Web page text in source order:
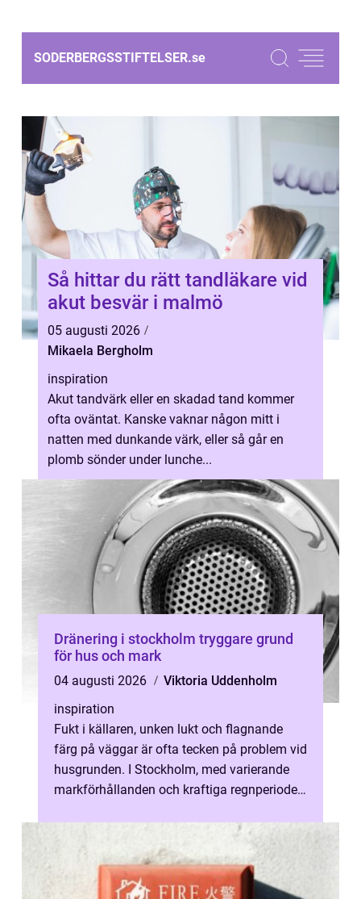
SODERBERGSSTIFTELSER.se
Så hittar du rätt tandläkare vid
akut besvär i malmö
05 augusti 2026
Mikaela Bergholm
inspiration
Akut tandvärk eller en skadad tand kommer
ofta oväntat. Kanske vaknar någon mitt i
natten med dunkande värk, eller så går en
plomb sönder under lunche...
Dränering i stockholm tryggare grund
för hus och mark
04 augusti 2026
Viktoria Uddenholm
inspiration
Fukt i källaren, unken lukt och flagnande
färg på väggar är ofta tecken på problem vid
husgrunden. I Stockholm, med varierande
markförhållanden och kraftiga regnperioder,